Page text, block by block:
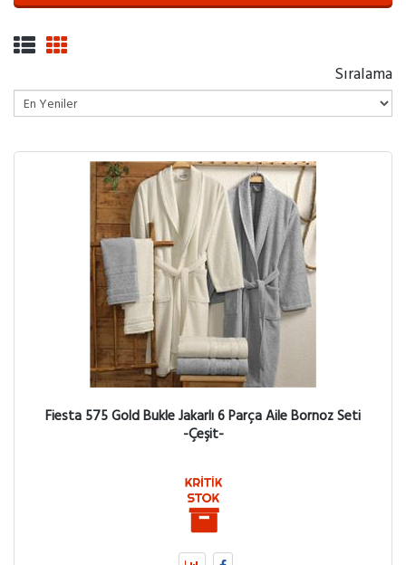
Sıralama
Fiesta 575 Gold Bukle Jakarlı 6 Parça Aile Bornoz Seti
-Çeşit-